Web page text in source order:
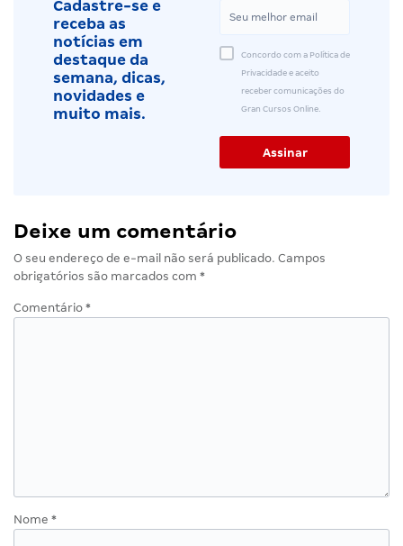
Cadastre-se e
receba as
notícias em
destaque da
semana, dicas,
novidades e
muito mais.
Concordo com a Política de
Privacidade e aceito
receber comunicações do
Gran Cursos Online.
Deixe um comentário
O seu endereço de e-mail não será publicado. Campos
obrigatórios são marcados com *
Comentário *
Nome *